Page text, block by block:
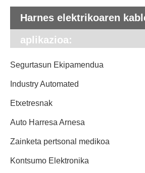
Harnes elektrikoaren
aplikazioa:
Segurtasun Ekipamendua
Industry Automated
Etxetresnak
Auto Harresa Arnesa
Zainketa pertsonal medikoa
Kontsumo Elektronika